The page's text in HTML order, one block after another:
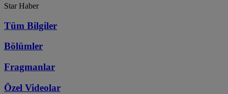
Star Haber
Tüm Bilgiler
Bölümler
Fragmanlar
Özel Videolar